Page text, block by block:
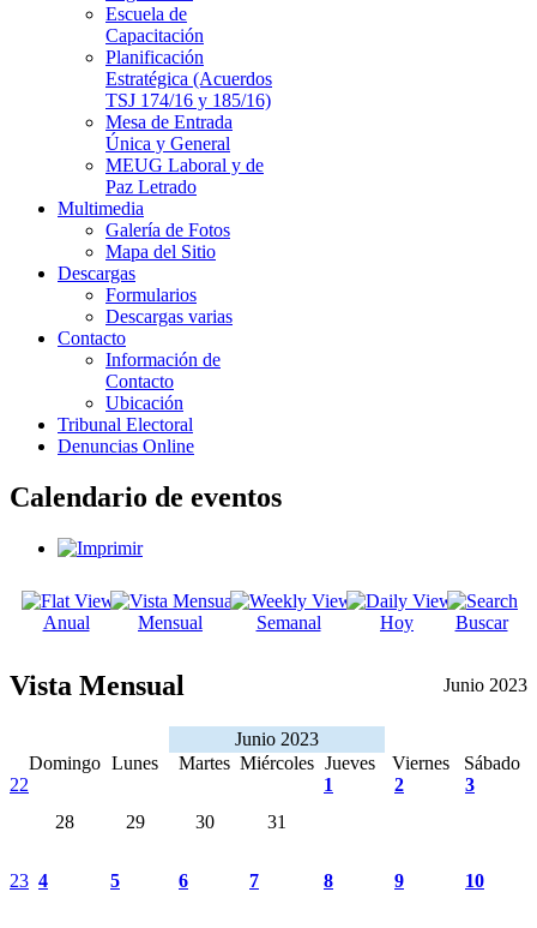
Escuela de
Capacitación
Planificación
Estratégica (Acuerdos
TSJ 174/16 y 185/16)
Mesa de Entrada
Única y General
MEUG Laboral y de
Paz Letrado
Multimedia
Galería de Fotos
Mapa del Sitio
Descargas
Formularios
Descargas varias
Contacto
Información de
Contacto
Ubicación
Tribunal Electoral
Denuncias Online
Calendario de eventos
Anual Mensual Semanal Hoy Buscar
Vista Mensual Junio 2023
Junio 2023
Domingo Lunes Martes Miércoles Jueves Viernes
Sábado
22
28
29 30 31
1 2 3
23 4 5 6 7 8 9 10